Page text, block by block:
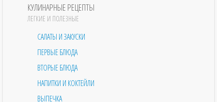
КУЛИНАРНЫЕ РЕЦЕПТЫ
ЛЕГКИЕ И ПОЛЕЗНЫЕ
САЛАТЫ И ЗАКУСКИ
ПЕРВЫЕ БЛЮДА
ВТОРЫЕ БЛЮДА
НАПИТКИ И КОКТЕЙЛИ
ВЫПЕЧКА